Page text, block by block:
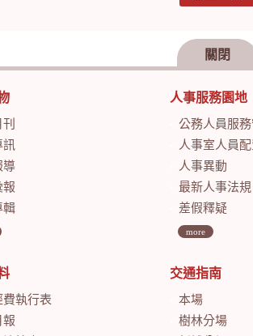
關閉
訊
導
報
輯
費執行表
報
人事服務園地
公務人員服務
人事室人員配置及業務
人事異動
最新人事法規
差假釋疑
more
交通指南
本場
樹林分場